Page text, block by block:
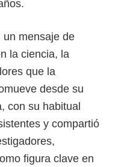
un mensaje de
la ciencia, la
que la
desde su
con su habitual
y compartió
figura clave en